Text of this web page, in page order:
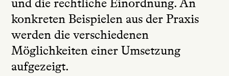
und die rechtliche Einordnung. An
konkreten Beispielen aus der Praxis
werden die verschiedenen
Möglichkeiten einer Umsetzung
aufgezeigt.